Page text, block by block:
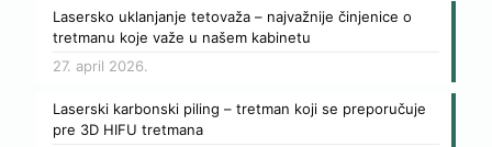
Lasersko uklanjanje tetovaža – najvažnije činjenice o
tretmanu koje važe u našem kabinetu
27. april 2026.
Laserski karbonski piling – tretman koji se preporučuje
pre 3D HIFU tretmana